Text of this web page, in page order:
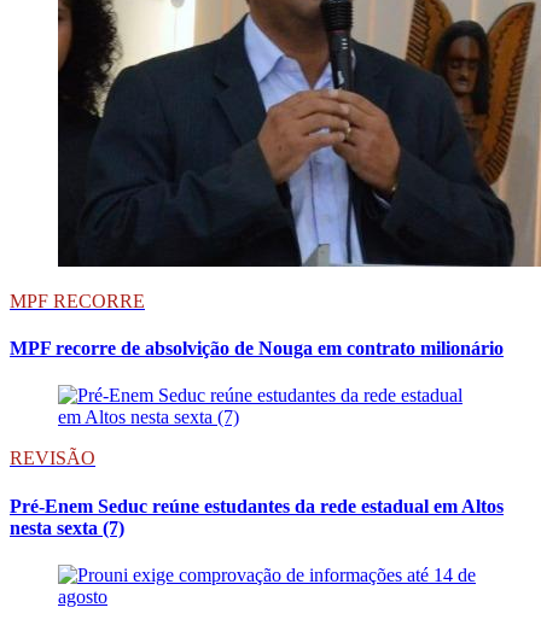
MPF RECORRE
MPF recorre de absolvição de Nouga em contrato milionário
REVISÃO
Pré-Enem Seduc reúne estudantes da rede estadual em Altos
nesta sexta (7)